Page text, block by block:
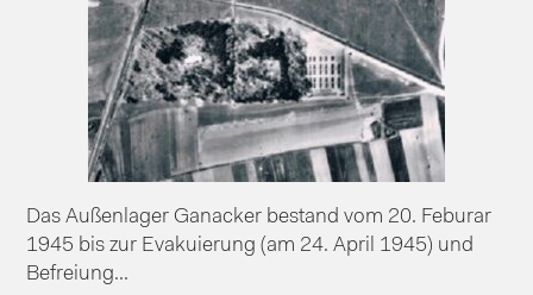
Das Außenlager Ganacker bestand vom 20. Feburar
1945 bis zur Evakuierung (am 24. April 1945) und
Befreiung...